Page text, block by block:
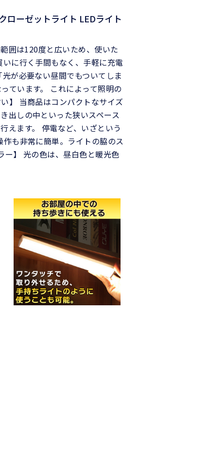
ローゼットライト LEDライト
囲は120度と広いため、使いた
に行く手間もなく、手軽に充電
が必要ない昼間でもついてしま
ています。 これによって照明の
】 当商品はコンパクトなサイズ
出しの中といった狭いスペース
えます。 停電など、いざという
も非常に簡単。ライトの脇のス
ー】 光の色は、昼白色と暖光色